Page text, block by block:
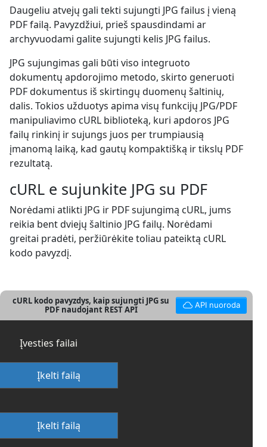
Daugeliu atvejų gali tekti sujungti JPG failus į vieną
PDF failą. Pavyzdžiui, prieš spausdindami ar
archyvuodami galite sujungti kelis JPG failus.
JPG sujungimas gali būti viso integruoto
dokumentų apdorojimo metodo, skirto generuoti
PDF dokumentus iš skirtingų duomenų šaltinių,
dalis. Tokios užduotys apima visų funkcijų JPG/PDF
manipuliavimo cURL biblioteką, kuri apdoros JPG
failų rinkinį ir sujungs juos per trumpiausią
įmanomą laiką, kad gautų kompaktišką ir tikslų PDF
rezultatą.
cURL e sujunkite JPG su PDF
Norėdami atlikti JPG ir PDF sujungimą cURL, jums
reikia bent dviejų šaltinio JPG failų. Norėdami
greitai pradėti, peržiūrėkite toliau pateiktą cURL
kodo pavyzdį.
cURL kodo pavyzdys, kaip sujungti JPG su
PDF naudojant REST API
API nuoroda
Įvesties failai
Įkelti failą
Įkelti failą